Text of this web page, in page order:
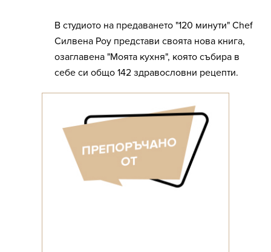
В студиото на предаването "120 минути" Chef
Силвена Роу представи своята нова книга,
озаглавена "Моята кухня", която събира в
себе си общо 142 здравословни рецепти.